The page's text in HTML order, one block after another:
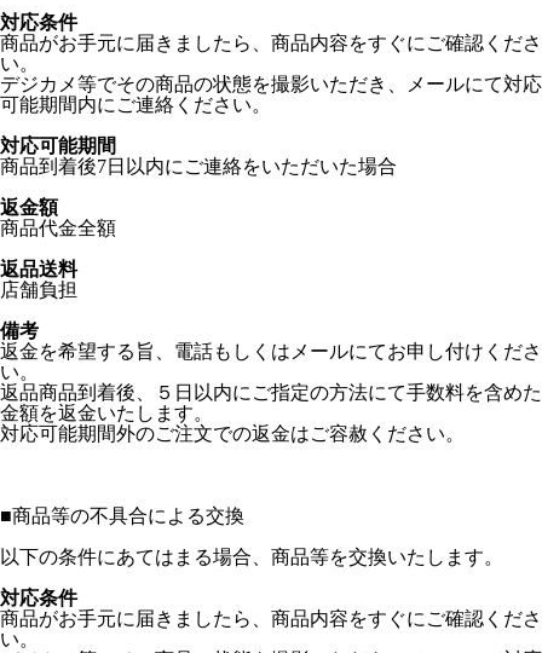
対応条件
商品がお手元に届きましたら、商品内容をすぐにご確認くださ
い。
デジカメ等でその商品の状態を撮影いただき、メールにて対応
可能期間内にご連絡ください。
対応可能期間
商品到着後7日以内にご連絡をいただいた場合
返金額
商品代金全額
返品送料
店舗負担
備考
返金を希望する旨、電話もしくはメールにてお申し付けくださ
い。
返品商品到着後、５日以内にご指定の方法にて手数料を含めた
金額を返金いたします。
対応可能期間外のご注文での返金はご容赦ください。
■商品等の不具合による交換
以下の条件にあてはまる場合、商品等を交換いたします。
対応条件
商品がお手元に届きましたら、商品内容をすぐにご確認くださ
い。